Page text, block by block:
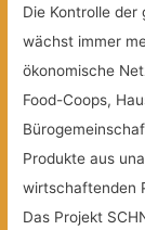
Die Kontrolle der
wächst immer
ökonomische
Food-Coops,
Produkte aus
wirtschaftenden
Das Projekt